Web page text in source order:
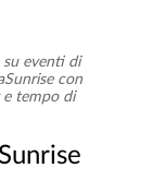
su eventi di
con
e tempo di